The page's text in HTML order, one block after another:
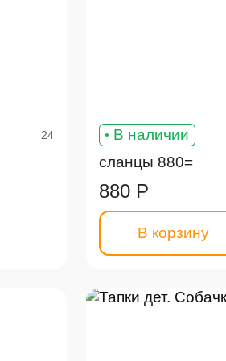
24 В наличии
сланцы 880=
880 Р
В корзину